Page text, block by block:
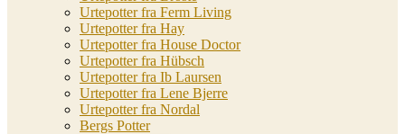
Urtepotter fra Ferm Living
Urtepotter fra Hay
Urtepotter fra House Doctor
Urtepotter fra Hübsch
Urtepotter fra Ib Laursen
Urtepotter fra Lene Bjerre
Urtepotter fra Nordal
Bergs Potter